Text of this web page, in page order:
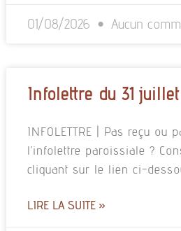
01/08/2026 Aucun
Infolettre du 31
INFOLETTRE | Pas reçu ou
l’infolettre paroissiale ?
cliquant sur le lien ci-
LIRE LA SUITE »